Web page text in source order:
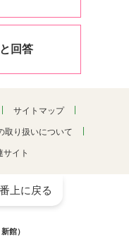
回答
サイトマップ
取り扱いについて
サイト
上に戻る
館）